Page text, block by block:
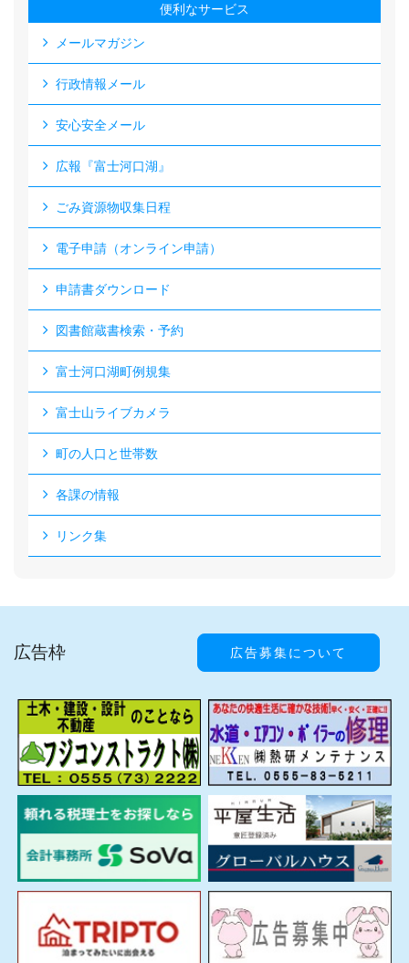
便利なサービス
メールマガジン
行政情報メール
安心安全メール
広報『富士河口湖』
ごみ資源物収集日程
電子申請（オンライン申請）
申請書ダウンロード
図書館蔵書検索・予約
富士河口湖町例規集
富士山ライブカメラ
町の人口と世帯数
各課の情報
リンク集
広告枠 広告募集について